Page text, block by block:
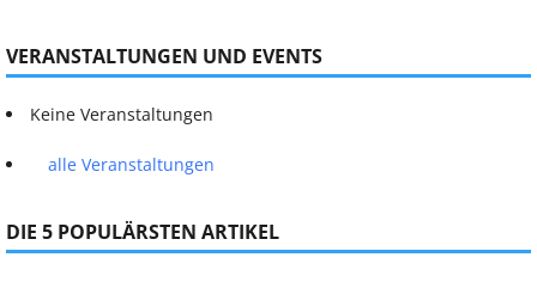
VERANSTALTUNGEN UND EVENTS
Keine Veranstaltungen
alle Veranstaltungen
DIE 5 POPULÄRSTEN ARTIKEL